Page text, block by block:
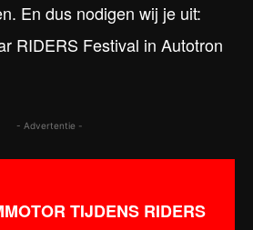
En dus nodigen wij je uit:
RIDERS Festival in Autotron
- Advertentie -
TIJDENS RIDERS